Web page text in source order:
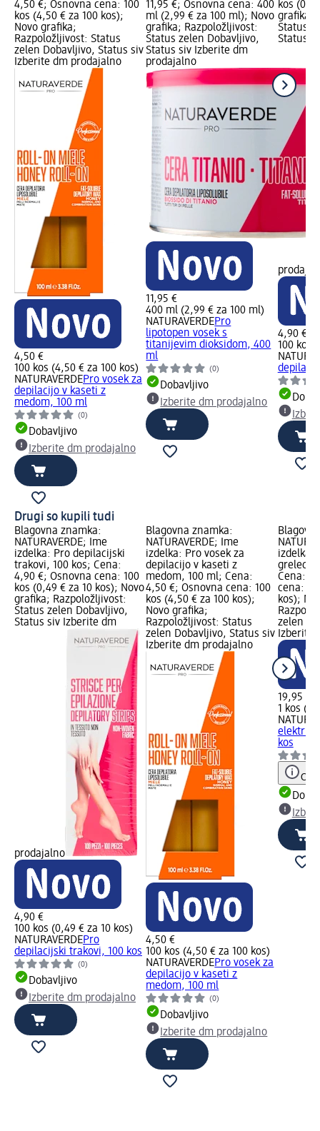
4,50 €; Osnovna cena: 100
kos (4,50 € za 100 kos);
Novo grafika;
Razpoložljivost: Status
zelen Dobavljivo, Status siv
Izberite dm prodajalno
4,50 €
100 kos (4,50 € za 100 kos)
NATURAVERDEPro vosek za
depilacijo v kaseti z
medom, 100 ml
(0)
Dobavljivo
Izberite dm prodajalno
11,95 €; Osnovna cena: 400
ml (2,99 € za 100 ml); Novo
grafika; Razpoložljivost:
Status zelen Dobavljivo,
Status siv Izberite dm
prodajalno
11,95 €
400 ml (2,99 € za 100 ml)
NATURAVERDEPro
lipotopen vosek s
titanijevim dioksidom, 400
ml
(0)
Dobavljivo
Izberite dm prodajalno
kos
grafika;
Status
Status
4,90 €
100 kos
Drugi so kupili tudi
Blagovna znamka:
NATURAVERDE; Ime
izdelka: Pro depilacijski
trakovi, 100 kos; Cena:
4,90 €; Osnovna cena: 100
kos (0,49 € za 10 kos); Novo
grafika; Razpoložljivost:
Status zelen Dobavljivo,
Status siv Izberite dm
prodajalno
4,90 €
100 kos (0,49 € za 10 kos)
NATURAVERDEPro
depilacijski trakovi, 100 kos
(0)
Dobavljivo
Izberite dm prodajalno
Blagovna znamka:
NATURAVERDE; Ime
izdelka: Pro vosek za
depilacijo v kaseti z
medom, 100 ml; Cena:
4,50 €; Osnovna cena: 100
kos (4,50 € za 100 kos);
Novo grafika;
Razpoložljivost: Status
zelen Dobavljivo, Status siv
Izberite dm prodajalno
4,50 €
100 kos (4,50 € za 100 kos)
NATURAVERDEPro vosek za
depilacijo v kaseti z
medom, 100 ml
(0)
Dobavljivo
Izberite dm prodajalno
izdelka:
grelec
Cena:
cena: 1
kos);
zelen
Izberite
19,95 €
1 kos
kos